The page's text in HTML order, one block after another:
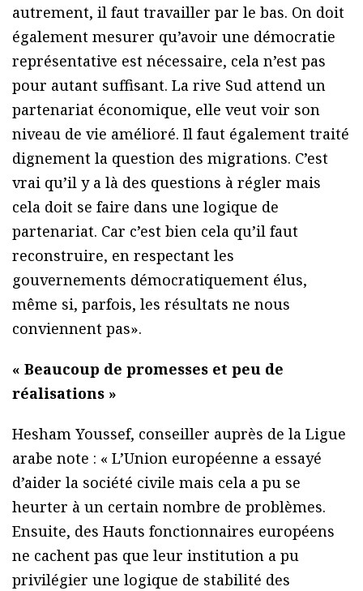
autrement, il faut travailler par le bas. On doit
également mesurer qu’avoir une démocratie
représentative est nécessaire, cela n’est pas
pour autant suffisant. La rive Sud attend un
partenariat économique, elle veut voir son
niveau de vie amélioré. Il faut également traité
dignement la question des migrations. C’est
vrai qu’il y a là des questions à régler mais
cela doit se faire dans une logique de
partenariat. Car c’est bien cela qu’il faut
reconstruire, en respectant les
gouvernements démocratiquement élus,
même si, parfois, les résultats ne nous
conviennent pas».
« Beaucoup de promesses et peu de
réalisations »
Hesham Youssef, conseiller auprès de la Ligue
arabe note : « L’Union européenne a essayé
d’aider la société civile mais cela a pu se
heurter à un certain nombre de problèmes.
Ensuite, des Hauts fonctionnaires européens
ne cachent pas que leur institution a pu
privilégier une logique de stabilité des